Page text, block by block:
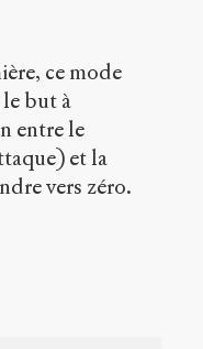
ce mode
le but à
entre le
et la
vers zéro.